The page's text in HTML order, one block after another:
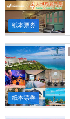
紙本票券
紙本票券